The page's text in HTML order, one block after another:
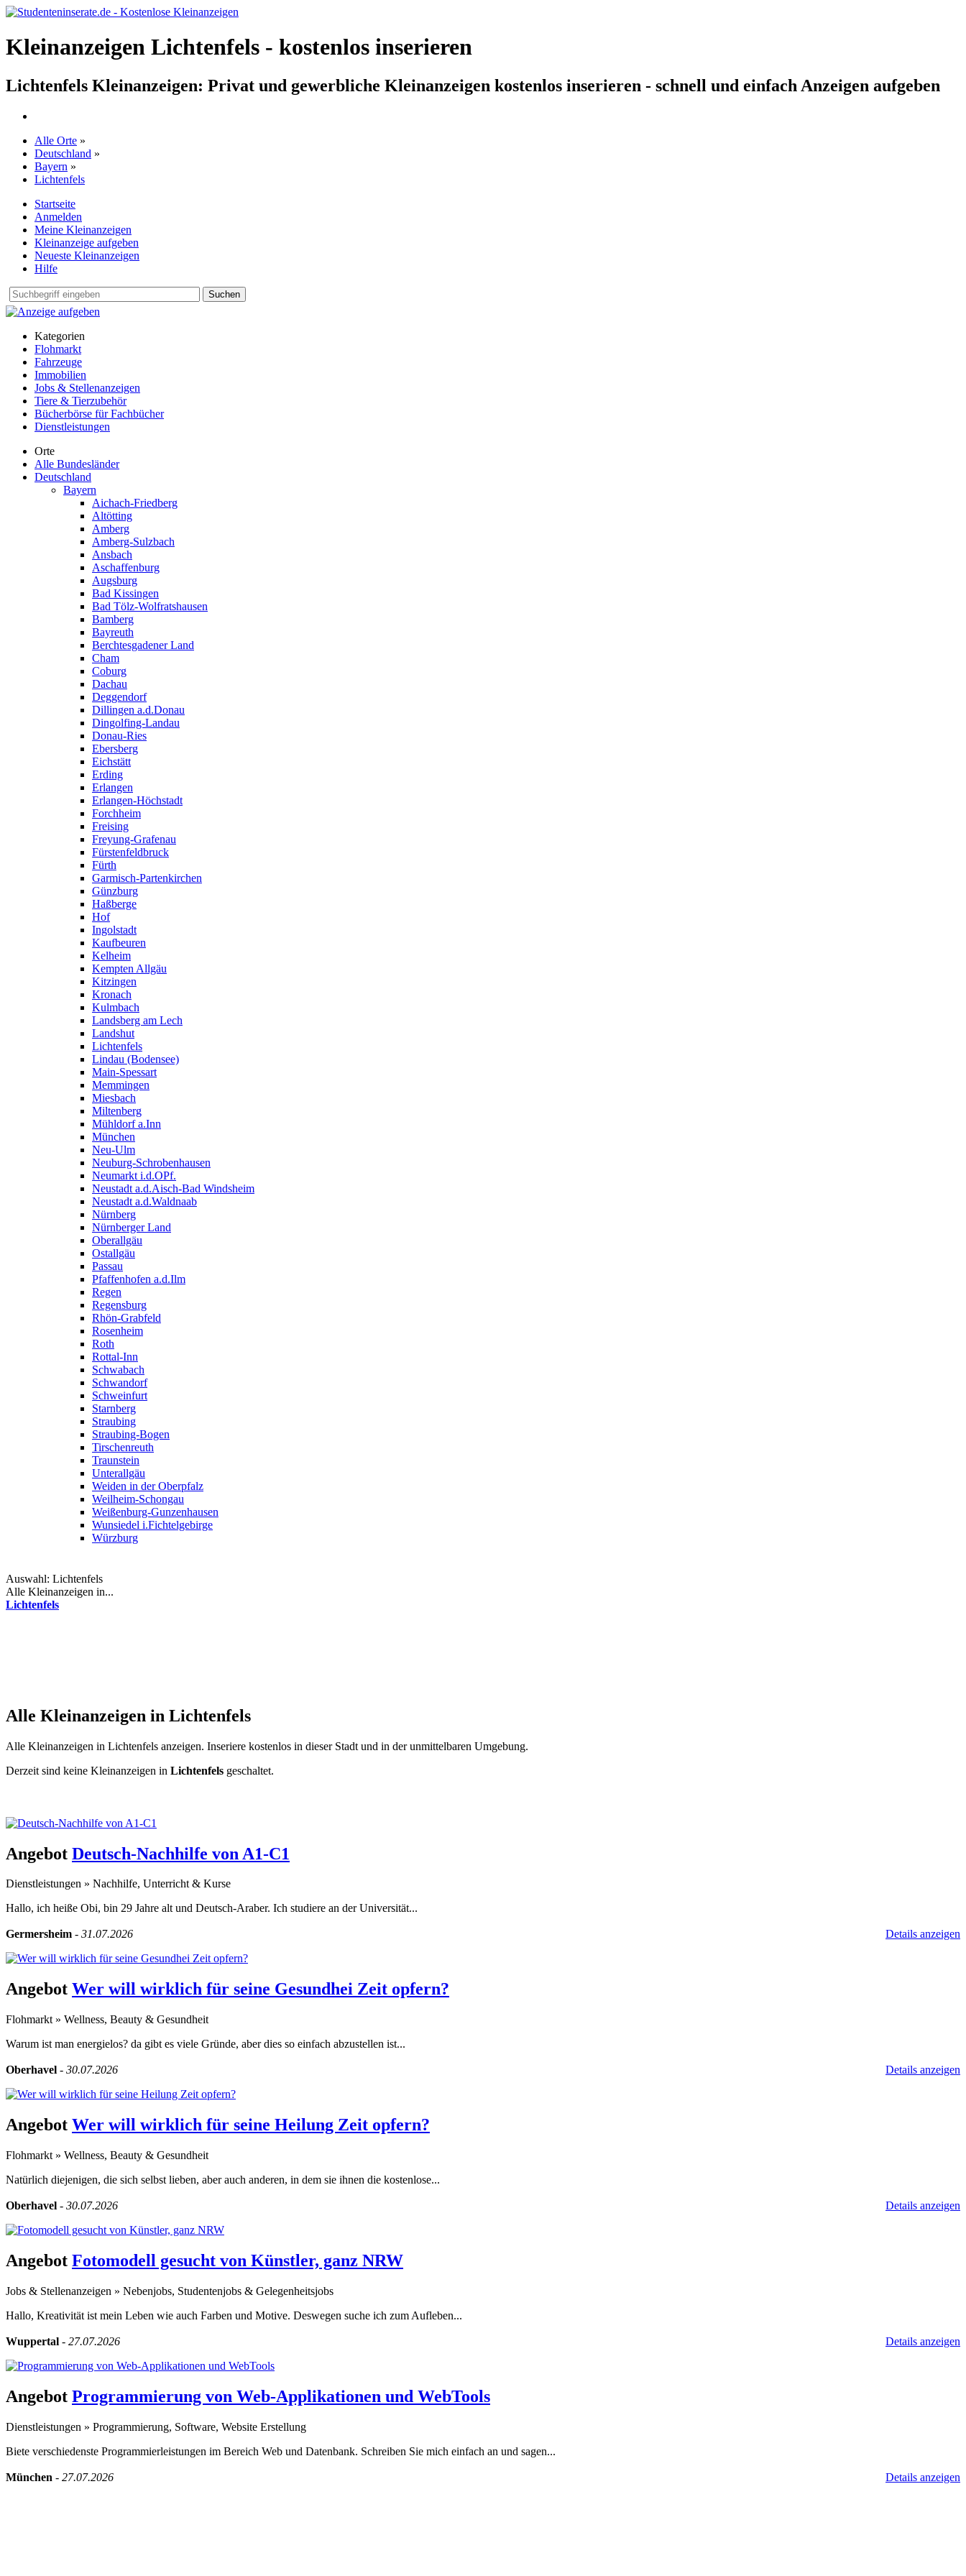
Kleinanzeigen Lichtenfels - kostenlos inserieren
Lichtenfels Kleinanzeigen: Privat und gewerbliche Kleinanzeigen kostenlos inserieren - schnell und einfach Anzeigen aufgeben
Alle Orte »
Deutschland »
Bayern »
Lichtenfels
Startseite
Anmelden
Meine Kleinanzeigen
Kleinanzeige aufgeben
Neueste Kleinanzeigen
Hilfe
Suchen
Kategorien
Flohmarkt
Fahrzeuge
Immobilien
Jobs & Stellenanzeigen
Tiere & Tierzubehör
Bücherbörse für Fachbücher
Dienstleistungen
Orte
Alle Bundesländer
Deutschland
Bayern
Aichach-Friedberg
Altötting
Amberg
Amberg-Sulzbach
Ansbach
Aschaffenburg
Augsburg
Bad Kissingen
Bad Tölz-Wolfratshausen
Bamberg
Bayreuth
Berchtesgadener Land
Cham
Coburg
Dachau
Deggendorf
Dillingen a.d.Donau
Dingolfing-Landau
Donau-Ries
Ebersberg
Eichstätt
Erding
Erlangen
Erlangen-Höchstadt
Forchheim
Freising
Freyung-Grafenau
Fürstenfeldbruck
Fürth
Garmisch-Partenkirchen
Günzburg
Haßberge
Hof
Ingolstadt
Kaufbeuren
Kelheim
Kempten Allgäu
Kitzingen
Kronach
Kulmbach
Landsberg am Lech
Landshut
Lichtenfels
Lindau (Bodensee)
Main-Spessart
Memmingen
Miesbach
Miltenberg
Mühldorf a.Inn
München
Neu-Ulm
Neuburg-Schrobenhausen
Neumarkt i.d.OPf.
Neustadt a.d.Aisch-Bad Windsheim
Neustadt a.d.Waldnaab
Nürnberg
Nürnberger Land
Oberallgäu
Ostallgäu
Passau
Pfaffenhofen a.d.Ilm
Regen
Regensburg
Rhön-Grabfeld
Rosenheim
Roth
Rottal-Inn
Schwabach
Schwandorf
Schweinfurt
Starnberg
Straubing
Straubing-Bogen
Tirschenreuth
Traunstein
Unterallgäu
Weiden in der Oberpfalz
Weilheim-Schongau
Weißenburg-Gunzenhausen
Wunsiedel i.Fichtelgebirge
Würzburg
Auswahl: Lichtenfels
Alle Kleinanzeigen in...
Lichtenfels
Alle Kleinanzeigen in Lichtenfels
Alle Kleinanzeigen in Lichtenfels anzeigen. Inseriere kostenlos in dieser Stadt und in der unmittelbaren Umgebung.
Derzeit sind keine Kleinanzeigen in Lichtenfels geschaltet.
Angebot Deutsch-Nachhilfe von A1-C1
Dienstleistungen » Nachhilfe, Unterricht & Kurse
Hallo, ich heiße Obi, bin 29 Jahre alt und Deutsch-Araber. Ich studiere an der Universität...
Germersheim - 31.07.2026 Details anzeigen
Angebot Wer will wirklich für seine Gesundhei Zeit opfern?
Flohmarkt » Wellness, Beauty & Gesundheit
Warum ist man energielos? da gibt es viele Gründe, aber dies so einfach abzustellen ist...
Oberhavel - 30.07.2026 Details anzeigen
Angebot Wer will wirklich für seine Heilung Zeit opfern?
Flohmarkt » Wellness, Beauty & Gesundheit
Natürlich diejenigen, die sich selbst lieben, aber auch anderen, in dem sie ihnen die kostenlose...
Oberhavel - 30.07.2026 Details anzeigen
Angebot Fotomodell gesucht von Künstler, ganz NRW
Jobs & Stellenanzeigen » Nebenjobs, Studentenjobs & Gelegenheitsjobs
Hallo, Kreativität ist mein Leben wie auch Farben und Motive. Deswegen suche ich zum Aufleben...
Wuppertal - 27.07.2026 Details anzeigen
Angebot Programmierung von Web-Applikationen und WebTools
Dienstleistungen » Programmierung, Software, Website Erstellung
Biete verschiedenste Programmierleistungen im Bereich Web und Datenbank. Schreiben Sie mich einfach an und sagen...
München - 27.07.2026 Details anzeigen